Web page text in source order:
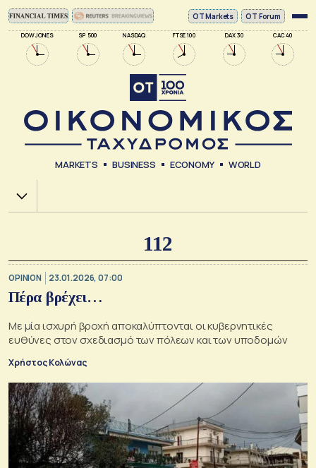
DOW JONES SP 500 NASDAQ FTSE 100 DAX 30 CAC 40
ΟΤ Markets OT Forum
MARKETS BUSINESS ECONOMY WORLD
Χ.Α.
112
OPINION 23.01.2026, 07:00
Πέρα βρέχει…
Με μία ισχυρή βροχή αποκαλύπτονται οι κυβερνητικές
ευθύνες στον σχεδιασμό των πόλεων και των υποδομών
Χρήστος Κολώνας